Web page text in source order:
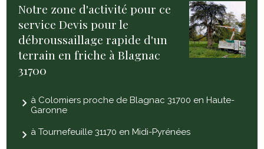
Notre zone d'activité pour ce
service Devis pour le
débroussaillage rapide d'un
terrain en friche à Blagnac
31700
à Colomiers proche de Blagnac 31700 en Haute-
Garonne
à Tournefeuille 31170 en Midi-Pyrénées